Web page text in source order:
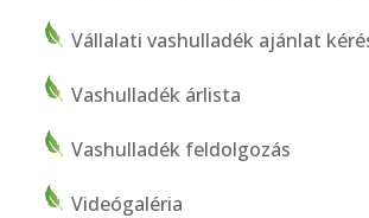
Vállalati vashulladék ajánlat
Vashulladék árlista
Vashulladék feldolgozás
Videógaléria